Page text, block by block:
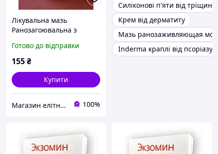
Лікувальна мазь
Ранозагоювальна з
Монастирська 75 г
Готово до відправки
155₴
Купити
Магазин елітної парфумерії та косметики "Престиж" 100%
Силіконові п'яти від тріщин
Крем від дерматиту
Мазь ранозаживляющая
Inderma краплі від псоріазу